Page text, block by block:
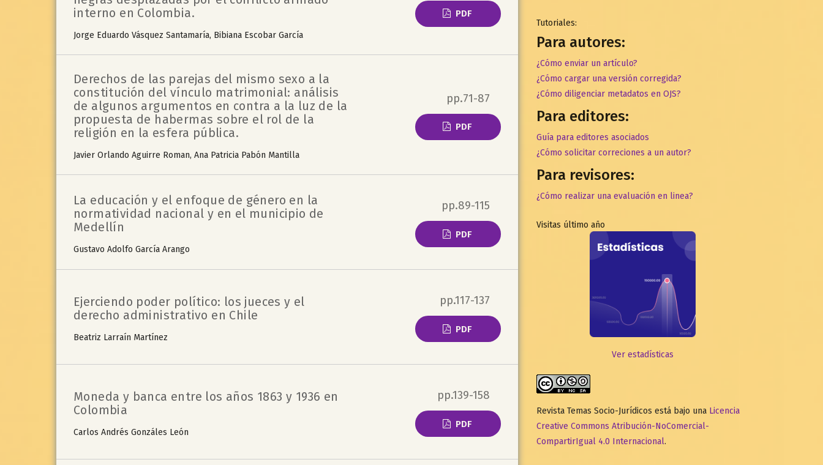
interno en Colombia.
Jorge Eduardo Vásquez Santamaría, Bibiana Escobar García
PDF
Derechos de las parejas del mismo sexo a la
constitución del vínculo matrimonial: análisis
de algunos argumentos en contra a la luz de la
propuesta de habermas sobre el rol de la
religión en la esfera pública.
Javier Orlando Aguirre Roman, Ana Patricia Pabón Mantilla
pp.71-87
PDF
La educación y el enfoque de género en la
normatividad nacional y en el municipio de
Medellín
Gustavo Adolfo García Arango
pp.89-115
PDF
Ejerciendo poder político: los jueces y el
derecho administrativo en Chile
Beatriz Larraín Martínez
pp.117-137
PDF
Moneda y banca entre los años 1863 y 1936 en
Colombia
Carlos Andrés Gonzáles León
pp.139-158
PDF
Tutoriales:
Para autores:
¿Cómo enviar un artículo?
¿Cómo cargar una versión corregida?
¿Cómo diligenciar metadatos en OJS?
Para editores:
Guía para editores asociados
¿Cómo solicitar correciones a un autor?
Para revisores:
¿Cómo realizar una evaluación en linea?
Visitas último año
Ver estadísticas
Revista Temas Socio-Jurídicos está bajo una Licencia
Creative Commons Atribución-NoComercial-
CompartirIgual 4.0 Internacional.